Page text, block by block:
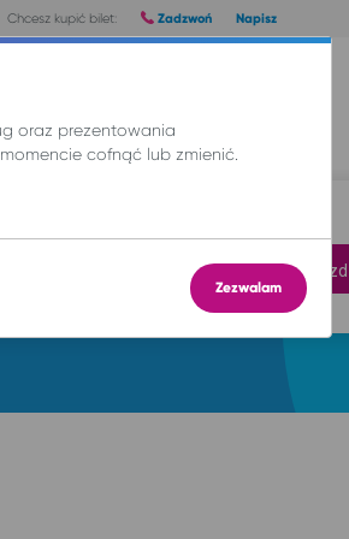
Chcesz kupić bilet: Zadzwoń Napisz
Znajdź przejazd
oraz prezentowania
cofnąć lub zmienić.
Zezwalam